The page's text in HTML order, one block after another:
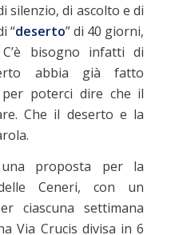
silenzio, di ascolto e di
“deserto” di 40 giorni,
bisogno infatti di
abbia già fatto
poterci dire che il
Che il deserto e la
proposta per la
Ceneri, con un
ciascuna settimana
Via Crucis divisa in 6